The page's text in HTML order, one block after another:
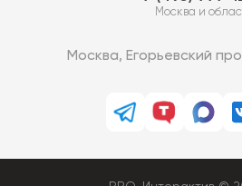
Москва и
Москва, Егорьевский